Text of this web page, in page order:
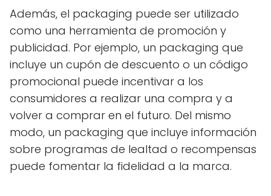
Además, el packaging puede ser utilizado
como una herramienta de promoción y
publicidad. Por ejemplo, un packaging que
incluye un cupón de descuento o un código
promocional puede incentivar a los
consumidores a realizar una compra y a
volver a comprar en el futuro. Del mismo
modo, un packaging que incluye información
sobre programas de lealtad o recompensas
puede fomentar la fidelidad a la marca.